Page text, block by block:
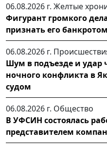
06.08.2026 г. Желтые
Фигурант громкого
признать его банкротом
06.08.2026 г.
Шум в подъезде и удар
ночного конфликта в
судом
06.08.2026 г. Общество
В УФСИН состоялась
представителем